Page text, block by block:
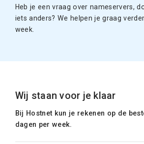
Heb je een vraag over nameservers,
iets anders? We helpen je graag
week.
Wij staan voor je klaar
Bij Hostnet kun je rekenen op de
dagen per week.